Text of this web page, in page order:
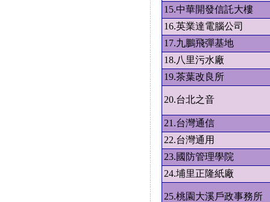
15.中華開發信託大樓
16.英業達電腦公司
17.九鵬飛彈基地
18.八里污水廠
19.茶葉改良所
20.台北之音
21.台灣通信
22.台灣通用
23.國防管理學院
24.埔里正隆紙廠
25.桃園大溪戶政事務所